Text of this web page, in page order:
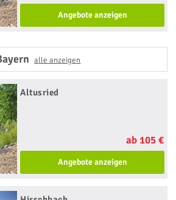
Angebote anzeigen
alle anzeigen
Altusried
ab 105 €
Angebote anzeigen